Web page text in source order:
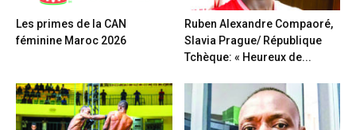
Les primes de la CAN
féminine Maroc 2026
Ruben Alexandre Compaoré,
Slavia Prague/ République
Tchèque: « Heureux de...